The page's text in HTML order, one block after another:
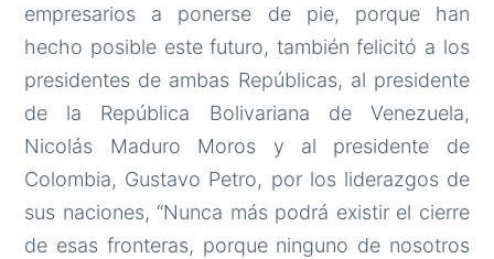
empresarios a ponerse de pie, porque han
hecho posible este futuro, también felicitó a los
presidentes de ambas Repúblicas, al presidente
de la República Bolivariana de Venezuela,
Nicolás Maduro Moros y al presidente de
Colombia, Gustavo Petro, por los liderazgos de
sus naciones, “Nunca más podrá existir el cierre
de esas fronteras, porque ninguno de nosotros